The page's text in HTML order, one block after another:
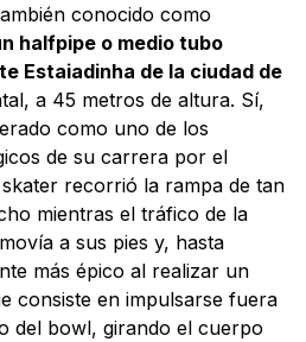
conocido como
halfpipe o medio tubo
Estaiadinha de la ciudad de
a 45 metros de altura. Sí,
como uno de los
de su carrera por el
recorrió la rampa de tan
mientras el tráfico de la
a sus pies y, hasta
más épico al realizar un
consiste en impulsarse fuera
del bowl, girando el cuerpo